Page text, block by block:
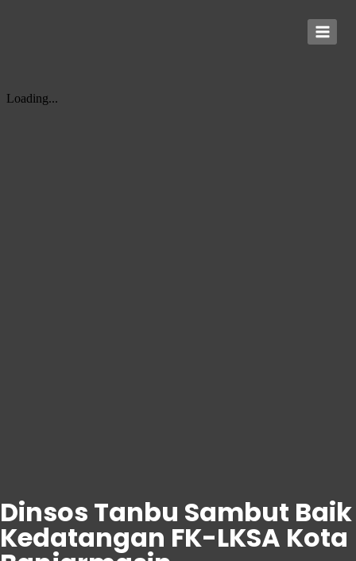
Dinsos Tanbu Sambut Baik
Kedatangan FK-LKSA Kota